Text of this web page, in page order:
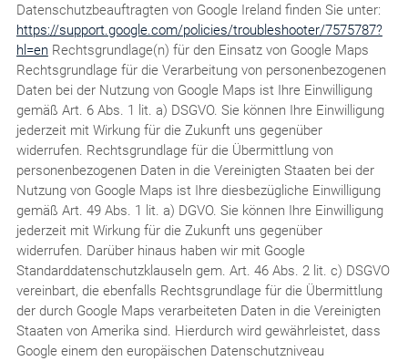
Datenschutzbeauftragten von Google Ireland finden Sie unter:
https://support.google.com/policies/troubleshooter/7575787?
hl=enRechtsgrundlage(n) für den Einsatz von Google Maps
Rechtsgrundlage für die Verarbeitung von personenbezogenen
Daten bei der Nutzung von Google Maps ist Ihre Einwilligung
gemäß Art. 6 Abs. 1 lit. a) DSGVO. Sie können Ihre Einwilligung
jederzeit mit Wirkung für die Zukunft uns gegenüber
widerrufen. Rechtsgrundlage für die Übermittlung von
personenbezogenen Daten in die Vereinigten Staaten bei der
Nutzung von Google Maps ist Ihre diesbezügliche Einwilligung
gemäß Art. 49 Abs. 1 lit. a) DGVO. Sie können Ihre Einwilligung
jederzeit mit Wirkung für die Zukunft uns gegenüber
widerrufen. Darüber hinaus haben wir mit Google
Standarddatenschutzklauseln gem. Art. 46 Abs. 2 lit. c) DSGVO
vereinbart, die ebenfalls Rechtsgrundlage für die Übermittlung
der durch Google Maps verarbeiteten Daten in die Vereinigten
Staaten von Amerika sind. Hierdurch wird gewährleistet, dass
Google einem den europäischen Datenschutzniveau